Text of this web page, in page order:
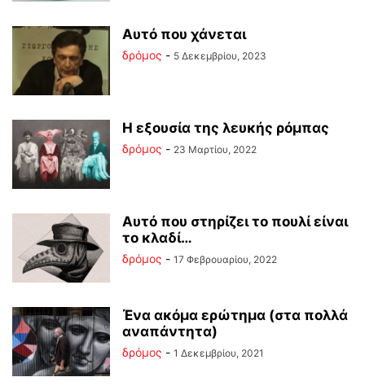
Αυτό που χάνεται
δρόμος - 5 Δεκεμβρίου, 2023
Η εξουσία της λευκής ρόμπας
δρόμος - 23 Μαρτίου, 2022
Αυτό που στηρίζει το πουλί είναι
το κλαδί…
δρόμος - 17 Φεβρουαρίου, 2022
Ένα ακόμα ερώτημα (στα πολλά
αναπάντητα)
δρόμος - 1 Δεκεμβρίου, 2021